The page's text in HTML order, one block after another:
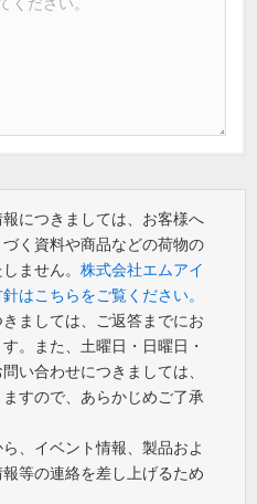
につきましては、お客様へ
く資料や商品などの荷物の
ません。 株式会社エムアイ
はこちらをご覧ください。
ましては、ご返答までにお
。また、土曜日・日曜日・
い合わせにつきましては、
すので、あらかじめご了承
、イベント情報、製品およ
等の連絡を差し上げるため